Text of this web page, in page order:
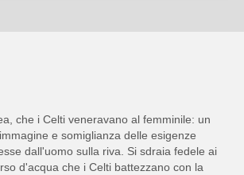
che i Celti veneravano al femminile: un
e somiglianza delle esigenze
dall'uomo sulla riva. Si sdraia fedele ai
d'acqua che i Celti battezzano con la